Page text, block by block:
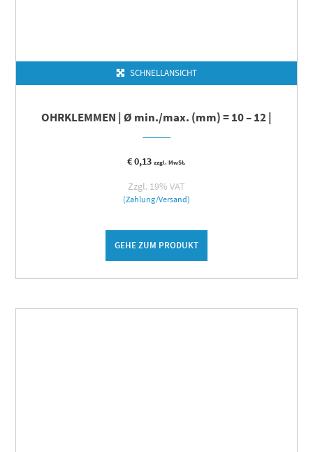
SCHNELLANSICHT
OHRKLEMMEN | Ø min./max. (mm) = 10 – 12 |
€0,13 zzgl. MwSt.
Zzgl. 19% VAT
(Zahlung/Versand)
GEHE ZUM PRODUKT